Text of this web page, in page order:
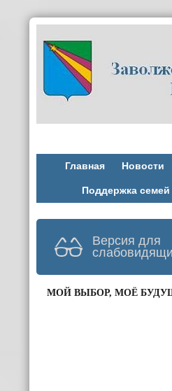
Главная Новости
Поддержка
Версия для
МОЙ ВЫБОР, МОЁ